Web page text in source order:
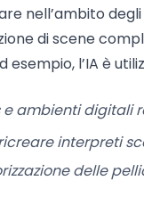
nell’ambito
di scene
l’IA è
e ambienti digitali
interpreti
delle